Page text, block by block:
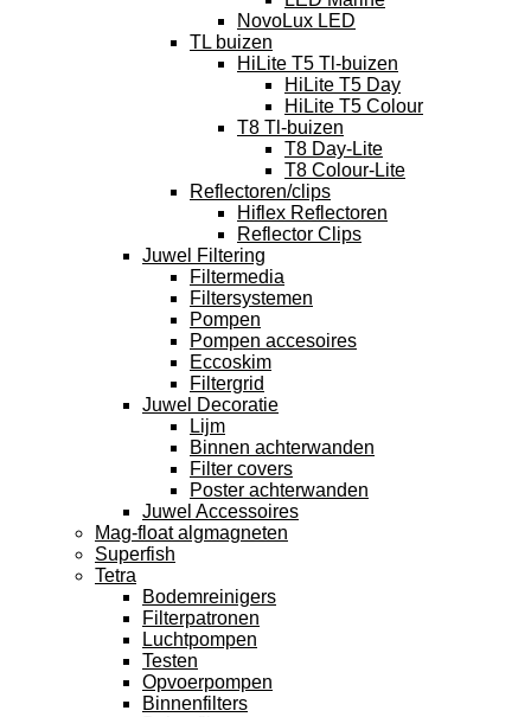
NovoLux LED
TL buizen
HiLite T5 Tl-buizen
HiLite T5 Day
HiLite T5 Colour
T8 Tl-buizen
T8 Day-Lite
T8 Colour-Lite
Reflectoren/clips
Hiflex Reflectoren
Reflector Clips
Juwel Filtering
Filtermedia
Filtersystemen
Pompen
Pompen accesoires
Eccoskim
Filtergrid
Juwel Decoratie
Lijm
Binnen achterwanden
Filter covers
Poster achterwanden
Juwel Accessoires
Mag-float algmagneten
Superfish
Tetra
Bodemreinigers
Filterpatronen
Luchtpompen
Testen
Opvoerpompen
Binnenfilters